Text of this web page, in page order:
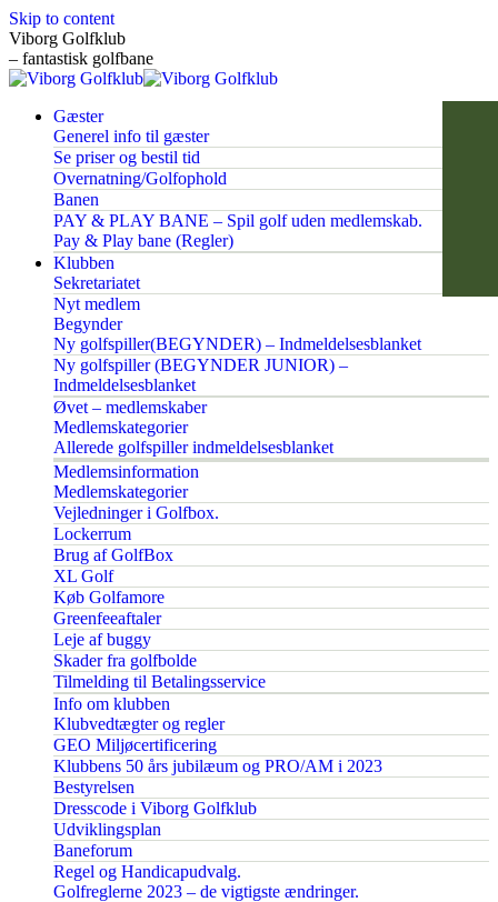
Skip to content
Viborg Golfklub
– fantastisk golfbane
Gæster
Generel info til gæster
Se priser og bestil tid
Overnatning/Golfophold
Banen
PAY & PLAY BANE – Spil golf uden medlemskab.
Pay & Play bane (Regler)
Klubben
Sekretariatet
Nyt medlem
Begynder
Ny golfspiller(BEGYNDER) – Indmeldelsesblanket
Ny golfspiller (BEGYNDER JUNIOR) –
Indmeldelsesblanket
Øvet – medlemskaber
Medlemskategorier
Allerede golfspiller indmeldelsesblanket
Medlemsinformation
Medlemskategorier
Vejledninger i Golfbox.
Lockerrum
Brug af GolfBox
XL Golf
Køb Golfamore
Greenfeeaftaler
Leje af buggy
Skader fra golfbolde
Tilmelding til Betalingsservice
Info om klubben
Klubvedtægter og regler
GEO Miljøcertificering
Klubbens 50 års jubilæum og PRO/AM i 2023
Bestyrelsen
Dresscode i Viborg Golfklub
Udviklingsplan
Baneforum
Regel og Handicapudvalg.
Golfreglerne 2023 – de vigtigste ændringer.